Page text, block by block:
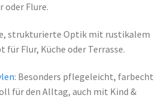
oder Flure.
strukturierte Optik mit rustikalem
für Flur, Küche oder Terrasse.
: Besonders pflegeleicht, farbecht
für den Alltag, auch mit Kind &